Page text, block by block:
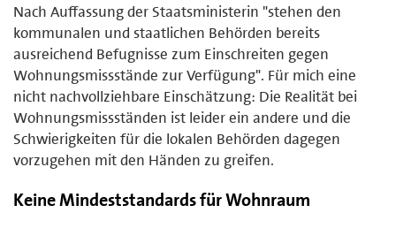
Nach Auffassung der Staatsministerin "stehen den
kommunalen und staatlichen Behörden bereits
ausreichend Befugnisse zum Einschreiten gegen
Wohnungsmissstände zur Verfügung". Für mich eine
nicht nachvollziehbare Einschätzung: Die Realität bei
Wohnungsmissständen ist leider ein andere und die
Schwierigkeiten für die lokalen Behörden dagegen
vorzugehen mit den Händen zu greifen.
Keine Mindeststandards für Wohnraum